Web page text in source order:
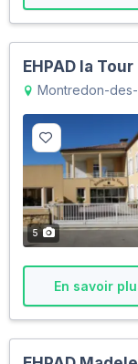
EHPAD la Tour
Montredon-des-
5
En savoir